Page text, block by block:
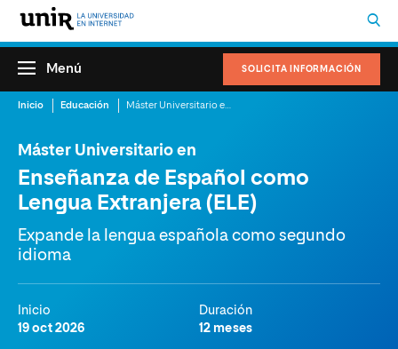
SOLICITA INFORMACIÓN
Menú
Inicio Educación
Máster Universitario en
Enseñanza de Español como
Lengua Extranjera (ELE)
Expande la lengua española como segundo
idioma
Inicio
19 oct 2026
Duración
12 meses